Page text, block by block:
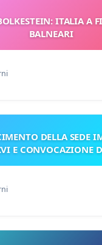
ITALIA A
BALNEARI
DELLA SEDE
E CONVOCAZIONE